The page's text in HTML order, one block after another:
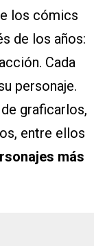
los cómics
de los años:
Cada
personaje.
graficarlos,
entre ellos
más